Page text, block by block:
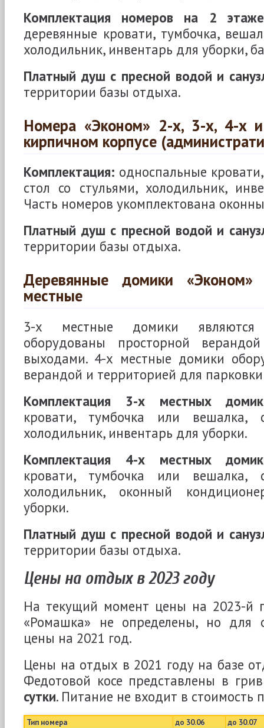
Комплектация номеров на 2
деревянные кровати, тумбочка,
холодильник, инвентарь для уборки,
Платный душ с пресной водой и
территории базы отдыха.
Номера «Эконом» 2-х, 3-х, 4-х
кирпичном корпусе
Комплектация: односпальные
стол со стульями, холодильник,
Часть номеров укомплектована
Платный душ с пресной водой и
территории базы отдыха.
Деревянные домики
местные
3-х местные домики
оборудованы просторной
выходами. 4-х местные домики
верандой и территорией для
Комплектация 3-х местных
кровати, тумбочка или вешалка,
холодильник, инвентарь для уборки.
Комплектация 4-х местных
кровати, тумбочка или вешалка,
холодильник, оконный
уборки.
Платный душ с пресной водой и
территории базы отдыха.
Цены на отдых в 2023 году
На текущий момент цены на 2023-й
«Ромашка» не определены, но для
цены на 2021 год.
Цены на отдых в 2021 году на базе
Федотовой косе представлены в
сутки. Питание не входит в стоимость
Тип номера до 30.06
до 30.07